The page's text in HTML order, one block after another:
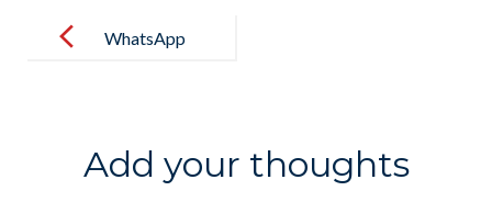
navigationWhatsApp
Add your thoughts